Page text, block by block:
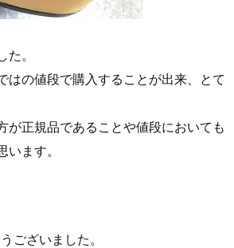
。
はの値段で購入することが出来、とて
正規品であることや値段においても
ます。
ございました。